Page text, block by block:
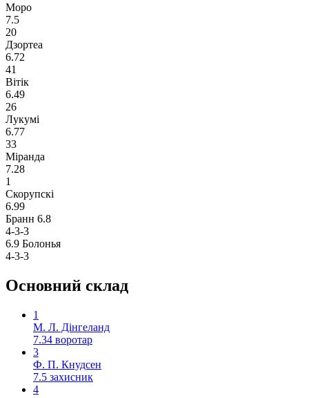
Моро
7.5
20
Дзортеа
6.72
41
Вітік
6.49
26
Лукумі
6.77
33
Міранда
7.28
1
Скорупскі
6.99
Бранн 6.8
4-3-3
6.9 Болонья
4-3-3
Основний склад
1
М. Л. Дінгеланд
7.34 воротар
3
Ф. П. Кнудсен
7.5 захисник
4